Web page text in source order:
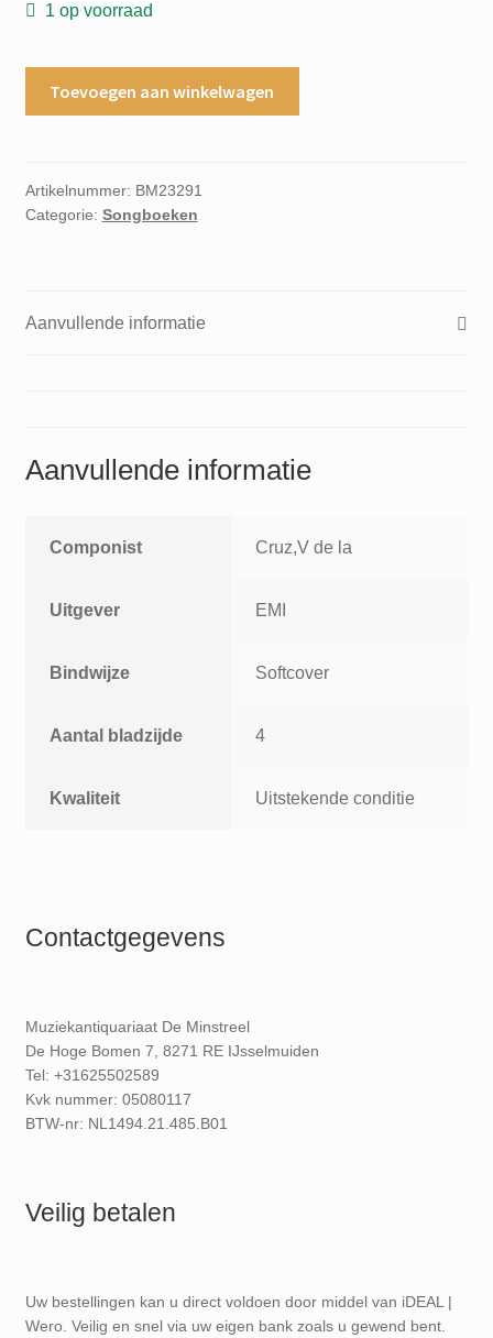
1 op voorraad
the
waves
Toevoegen aan winkelwagen
Artikelnummer: BM23291
Categorie: Songboeken
Aanvullende informatie
Aanvullende informatie
Componist Cruz,V de la
Uitgever EMI
Bindwijze Softcover
Aantal bladzijde 4
Kwaliteit Uitstekende conditie
Contactgegevens
Muziekantiquariaat De Minstreel
De Hoge Bomen 7, 8271 RE IJsselmuiden
Tel: +31625502589
Kvk nummer: 05080117
BTW-nr: NL1494.21.485.B01
Veilig betalen
Uw bestellingen kan u direct voldoen door middel van iDEAL |
Wero. Veilig en snel via uw eigen bank zoals u gewend bent.